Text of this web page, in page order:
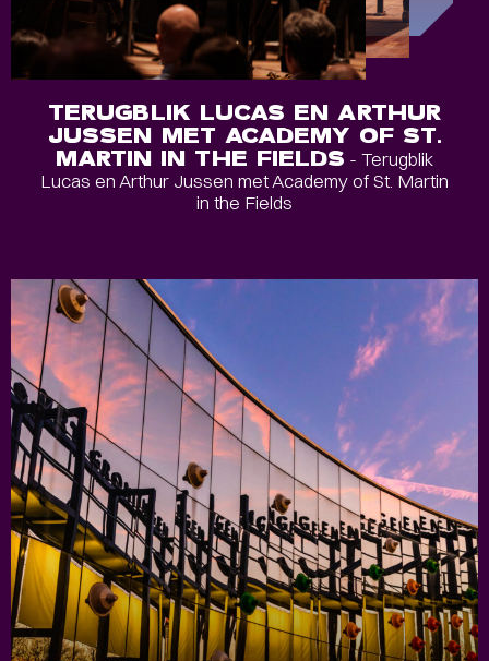
TERUGBLIK LUCAS EN ARTHUR
JUSSEN MET ACADEMY OF ST.
MARTIN IN THE FIELDS - Terugblik
Lucas en Arthur Jussen met Academy of St. Martin
in the Fields